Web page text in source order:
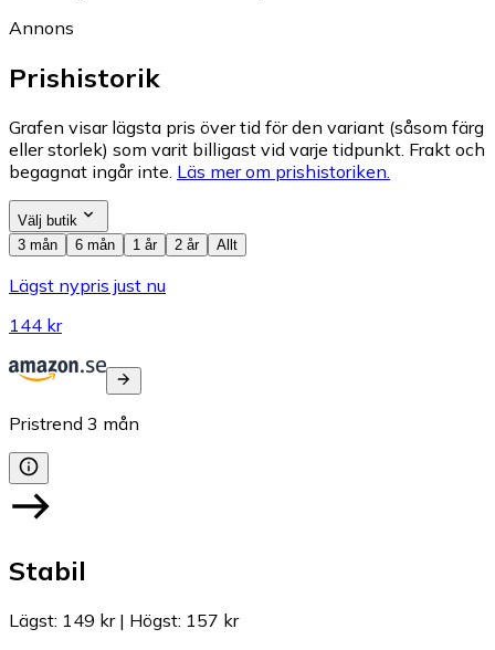
Annons
Prishistorik
Grafen visar lägsta pris över tid för den variant (såsom färg
eller storlek) som varit billigast vid varje tidpunkt. Frakt och
begagnat ingår inte. Läs mer om prishistoriken.
Välj butik
3 mån
6 mån 1 år 2 år Allt
Lägst nypris just nu
144 kr
Pristrend 3 mån
Stabil
Lägst: 149 kr| Högst: 157 kr